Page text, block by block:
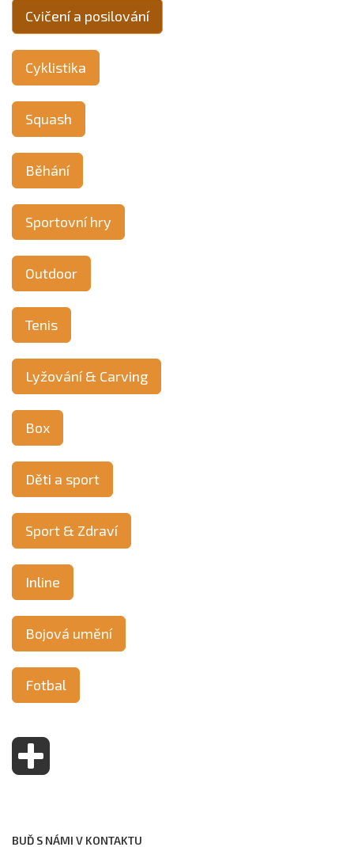
Cvičení a posilování
Cyklistika
Squash
Běhání
Sportovní hry
Outdoor
Tenis
Lyžování & Carving
Box
Děti a sport
Sport & Zdraví
Inline
Bojová umění
Fotbal
BUĎ S NÁMI V KONTAKTU